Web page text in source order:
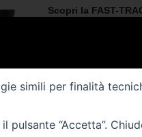
Scopri la FAST-
Da oggi, se effettui
simili per finalità
“Accetta”.